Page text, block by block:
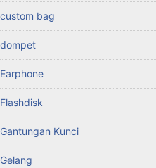
custom bag
dompet
Earphone
Flashdisk
Gantungan Kunci
Gelang